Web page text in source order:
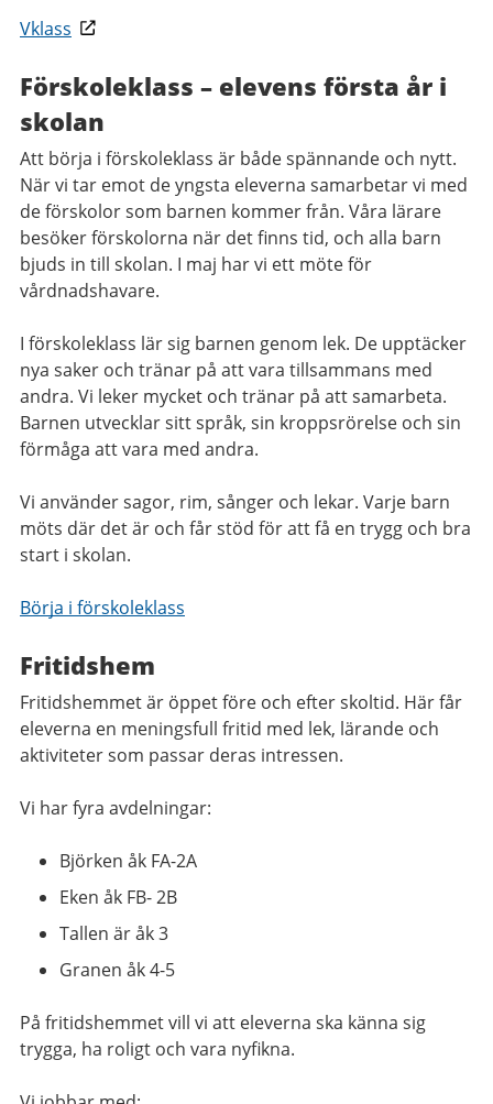
Vklass
Förskoleklass – elevens första år i
skolan
Att börja i förskoleklass är både spännande och nytt.
När vi tar emot de yngsta eleverna samarbetar vi med
de förskolor som barnen kommer från. Våra lärare
besöker förskolorna när det finns tid, och alla barn
bjuds in till skolan. I maj har vi ett möte för
vårdnadshavare.
I förskoleklass lär sig barnen genom lek. De upptäcker
nya saker och tränar på att vara tillsammans med
andra. Vi leker mycket och tränar på att samarbeta.
Barnen utvecklar sitt språk, sin kroppsrörelse och sin
förmåga att vara med andra.
Vi använder sagor, rim, sånger och lekar. Varje barn
möts där det är och får stöd för att få en trygg och bra
start i skolan.
Börja i förskoleklass
Fritidshem
Fritidshemmet är öppet före och efter skoltid. Här får
eleverna en meningsfull fritid med lek, lärande och
aktiviteter som passar deras intressen.
Vi har fyra avdelningar:
Björken åk FA-2A
Eken åk FB- 2B
Tallen är åk 3
Granen åk 4-5
På fritidshemmet vill vi att eleverna ska känna sig
trygga, ha roligt och vara nyfikna.